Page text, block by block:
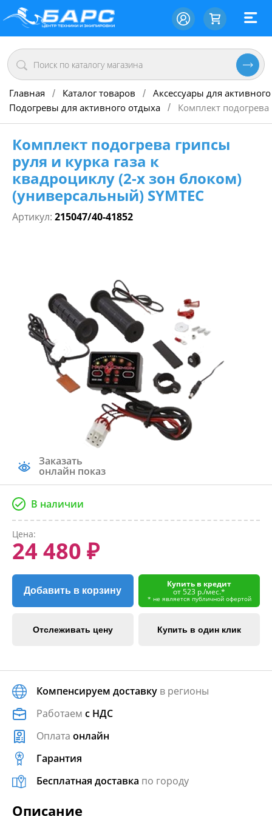
Главная / Каталог товаров / Аксессуары для
Подогревы для активного отдыха / Комплект
Комплект подогрева грипсы
руля и курка газа к
квадроциклу (2-х зон блоком)
(универсальный) SYMTEC
Артикул: 215047/40-41852
Заказать
онлайн показ
В наличии
Цена:
24 480 ₽
Добавить в корзину
Купить в кредит
от 523 р./мес.*
* не является публичной офертой
Отслеживать цену Купить в один клик
Компенсируем доставку в регионы
Работаем с НДС
Оплата онлайн
Гарантия
Бесплатная доставка по городу
Описание